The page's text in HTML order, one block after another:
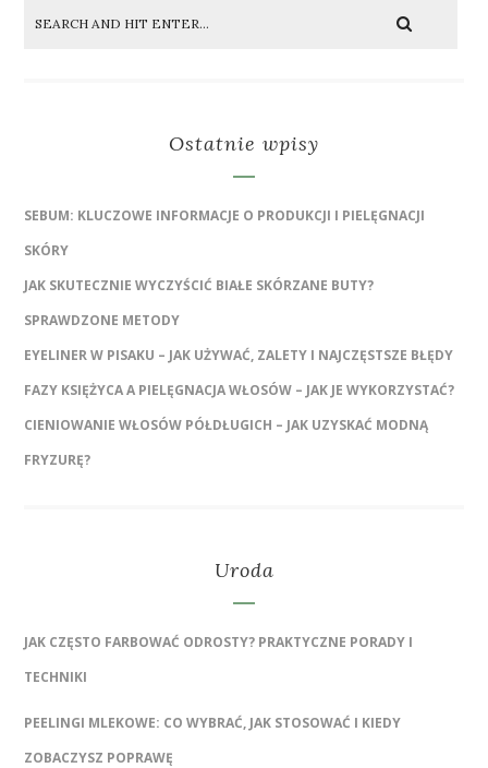
Ostatnie wpisy
SEBUM: KLUCZOWE INFORMACJE O PRODUKCJI I PIELĘGNACJI
SKÓRY
JAK SKUTECZNIE WYCZYŚCIĆ BIAŁE SKÓRZANE BUTY?
SPRAWDZONE METODY
EYELINER W PISAKU – JAK UŻYWAĆ, ZALETY I NAJCZĘSTSZE BŁĘDY
FAZY KSIĘŻYCA A PIELĘGNACJA WŁOSÓW – JAK JE WYKORZYSTAĆ?
CIENIOWANIE WŁOSÓW PÓŁDŁUGICH – JAK UZYSKAĆ MODNĄ
FRYZURĘ?
Uroda
JAK CZĘSTO FARBOWAĆ ODROSTY? PRAKTYCZNE PORADY I
TECHNIKI
PEELINGI MLEKOWE: CO WYBRAĆ, JAK STOSOWAĆ I KIEDY
ZOBACZYSZ POPRAWĘ